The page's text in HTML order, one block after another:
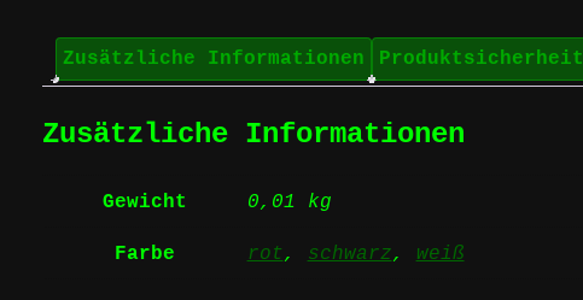
Zusätzliche Informationen Produktsicherheit
Zusätzliche Informationen
Gewicht 0,01 kg
Farbe rot, schwarz, weiß